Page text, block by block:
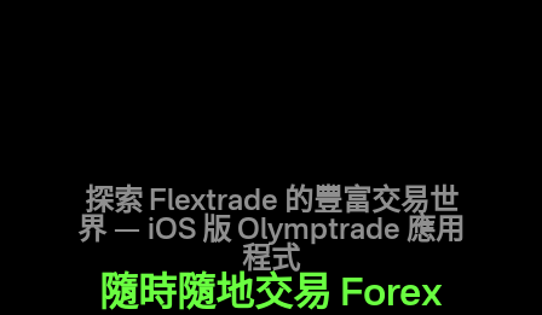
探索 Flextrade 的豐富交易世
界 — iOS 版 Olymptrade 應用
程式
隨時隨地交易 Forex